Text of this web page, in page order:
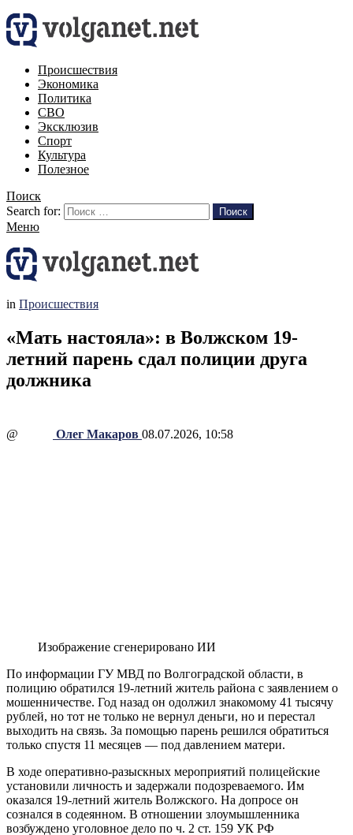
Происшествия
Экономика
Политика
СВО
Эксклюзив
Спорт
Культура
Полезное
Поиск
Search for:
Поиск
Меню
in Происшествия
«Мать настояла»: в Волжском 19-
летний парень сдал полиции друга
должника
@ Олег Макаров 08.07.2026, 10:58
Изображение сгенерировано ИИ
По информации ГУ МВД по Волгоградской области, в
полицию обратился 19-летний житель района с заявлением о
мошенничестве. Год назад он одолжил знакомому 41 тысячу
рублей, но тот не только не вернул деньги, но и перестал
выходить на связь. За помощью парень решился обратиться
только спустя 11 месяцев — под давлением матери.
В ходе оперативно-разыскных мероприятий полицейские
установили личность и задержали подозреваемого. Им
оказался 19-летний житель Волжского. На допросе он
сознался в содеянном. В отношении злоумышленника
возбуждено уголовное дело по ч. 2 ст. 159 УК РФ